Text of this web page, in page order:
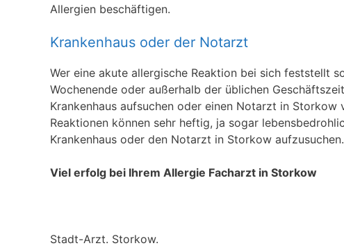
Allergien beschäftigen.
Krankenhaus oder der Notarzt
Wer eine akute allergische Reaktion bei sich feststellt
Wochenende oder außerhalb der üblichen
Krankenhaus aufsuchen oder einen Notarzt in
Reaktionen können sehr heftig, ja sogar
Krankenhaus oder den Notarzt in Storkow aufzusuchen.
Viel erfolg bei Ihrem Allergie Facharzt in Storkow
Stadt-Arzt. Storkow.